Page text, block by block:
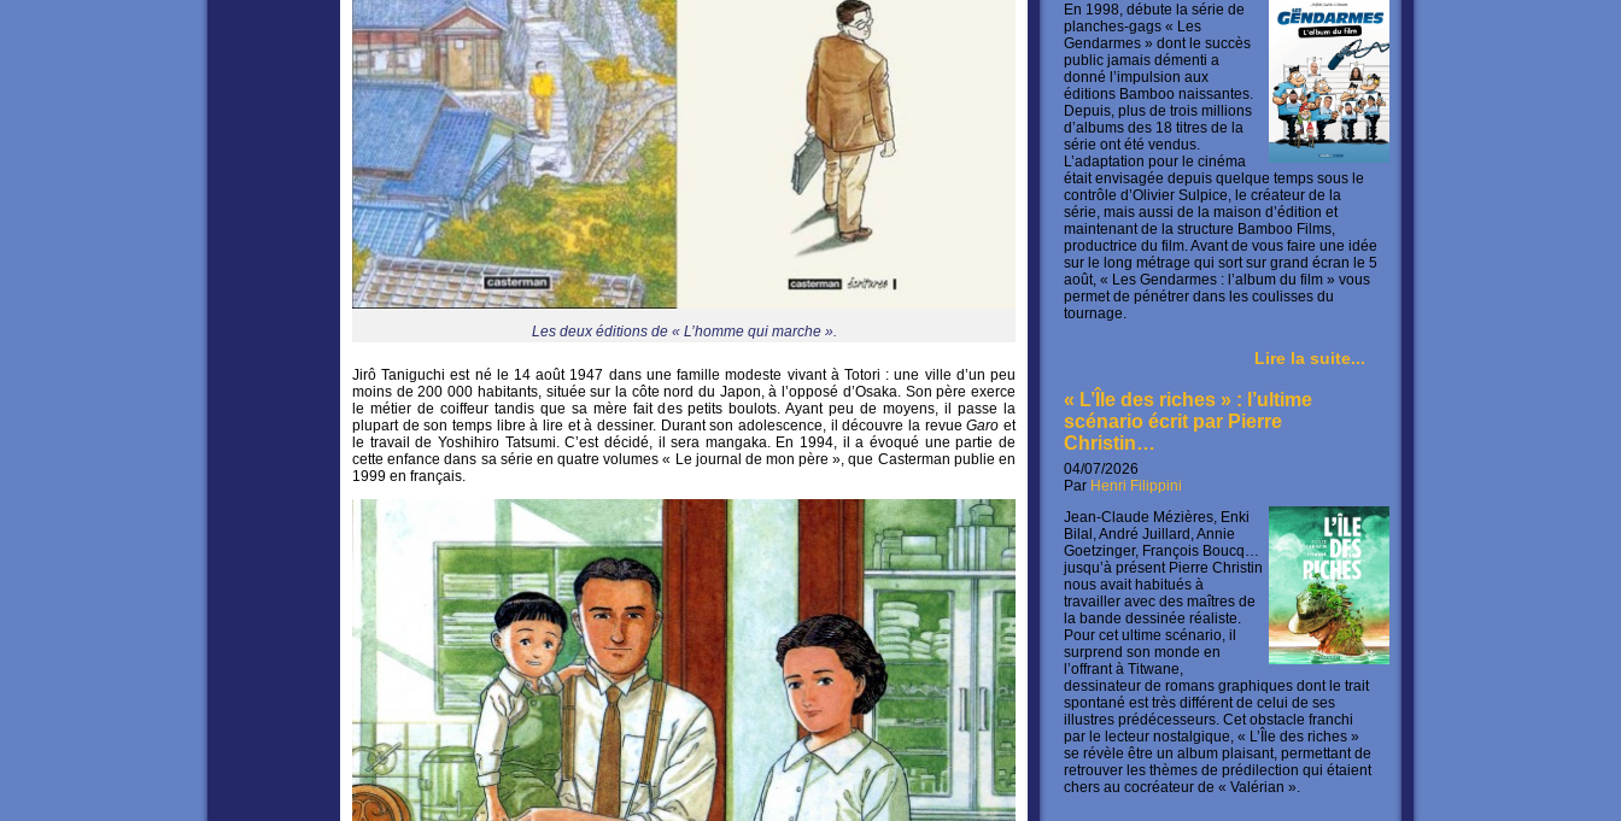
En 1998, débute la série de
planches-gags « Les
Gendarmes » dont le succès
public jamais démenti a
donné l’impulsion aux
éditions Bamboo naissantes.
Depuis, plus de trois millions
d’albums des 18 titres de la
série ont été vendus.
L’adaptation pour le cinéma
était envisagée depuis quelque temps sous le
contrôle d’Olivier Sulpice, le créateur de la
série, mais aussi de la maison d’édition et
maintenant de la structure Bamboo Films,
productrice du film. Avant de vous faire une idée
sur le long métrage qui sort sur grand écran le 5
août, « Les Gendarmes : l’album du film » vous
permet de pénétrer dans les coulisses du
tournage.
Lire la suite...
« L’Île des riches » : l’ultime
scénario écrit par Pierre
Christin…
04/07/2026
Par Henri Filippini
Jean-Claude Mézières, Enki
Bilal, André Juillard, Annie
Goetzinger, François Boucq…
jusqu’à présent Pierre Christin
nous avait habitués à
travailler avec des maîtres de
la bande dessinée réaliste.
Pour cet ultime scénario, il
surprend son monde en
l’offrant à Titwane,
dessinateur de romans graphiques dont le trait
spontané est très différent de celui de ses
illustres prédécesseurs. Cet obstacle franchi
par le lecteur nostalgique, « L’Île des riches »
se révèle être un album plaisant, permettant de
retrouver les thèmes de prédilection qui étaient
chers au cocréateur de « Valérian ».
Les deux éditions de « L’homme qui marche ».
Jirô Taniguchi est né le 14 août 1947 dans une famille modeste vivant à Totori : une ville d’un peu
moins de 200 000 habitants, située sur la côte nord du Japon, à l’opposé d’Osaka. Son père exerce
le métier de coiffeur tandis que sa mère fait des petits boulots. Ayant peu de moyens, il passe la
plupart de son temps libre à lire et à dessiner. Durant son adolescence, il découvre la revueGaroet
le travail de Yoshihiro Tatsumi. C’est décidé, il sera mangaka. En 1994, il a évoqué une partie de
cette enfance dans sa série en quatre volumes « Le journal de mon père », que Casterman publie en
1999 en français.